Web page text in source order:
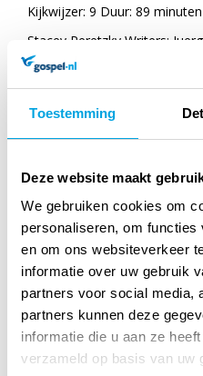
Toestemming
Deze website maakt
We gebruiken cookies om
personaliseren, om
en om ons websiteverkeer
informatie over uw gebruik
partners voor social media,
partners kunnen deze
informatie die u aan ze
verzameld op basis van uw
Kijkwijzer: 9 Duur: 89
Stacey Peretzky Writers:
Cast: Rowan Smyth Matt
Copycat, Chasers
Specificaties
Titel: I